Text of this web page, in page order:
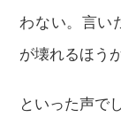
わない。言い
が壊れるほう
といった声で